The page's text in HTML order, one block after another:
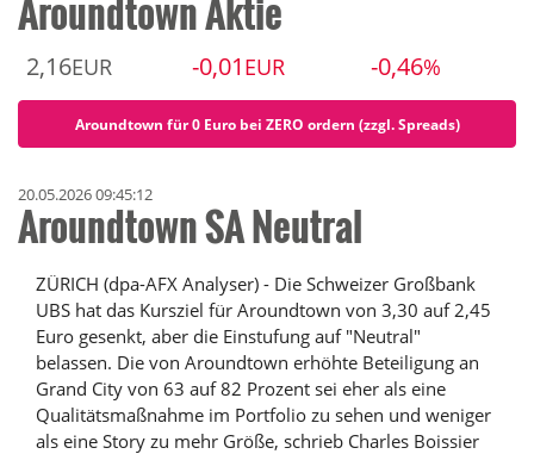
Aroundtown Aktie
2,16EUR -0,01 EUR -0,46%
Aroundtown für 0 Euro bei ZERO ordern (zzgl. Spreads)
20.05.2026 09:45:12
Aroundtown SA Neutral
ZÜRICH (dpa-AFX Analyser) - Die Schweizer Großbank
UBS hat das Kursziel für Aroundtown von 3,30 auf 2,45
Euro gesenkt, aber die Einstufung auf "Neutral"
belassen. Die von Aroundtown erhöhte Beteiligung an
Grand City von 63 auf 82 Prozent sei eher als eine
Qualitätsmaßnahme im Portfolio zu sehen und weniger
als eine Story zu mehr Größe, schrieb Charles Boissier